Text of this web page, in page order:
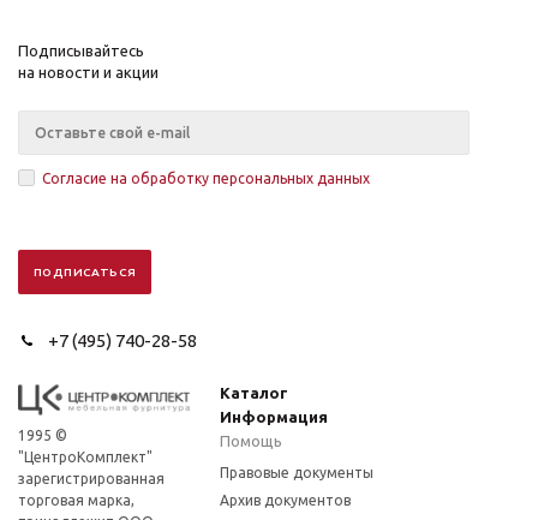
Подписывайтесь
на новости и акции
Согласие на обработку персональных данных
+7 (495) 740-28-58
1995 ©
"ЦентроКомплект"
зарегистрированная
торговая марка,
Каталог
Информация
Помощь
Правовые документы
Архив документов